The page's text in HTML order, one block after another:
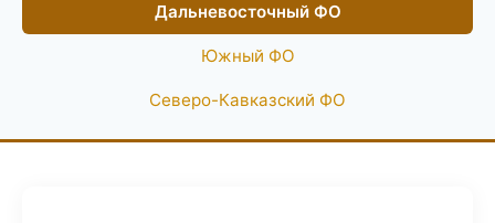
Дальневосточный ФО
Южный ФО
Северо-Кавказский ФО